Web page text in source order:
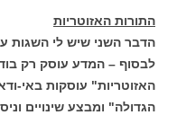
התורות האזוטריות
הדבר השני שיש לי השגות
לבסוף – המדע עוסק רק
האזוטריות" עוסקות באי-
הגדולה" ומבצע שינויים